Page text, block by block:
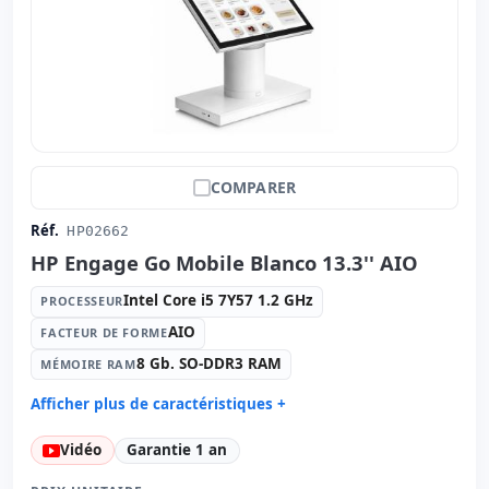
COMPARER
Réf. HP02662
HP Engage Go Mobile Blanco 13.3'' AIO
PROCESSEURIntel Core i5 7Y57 1.2 GHz
FACTEUR DE FORMEAIO
MÉMOIRE RAM8 Gb. SO-DDR3 RAM
Afficher plus de caractéristiques +
Processeur: Intel Core i5 7Y57 1.2 GHz.
Facteur de forme: AIO
Vidéo Garantie 1 an